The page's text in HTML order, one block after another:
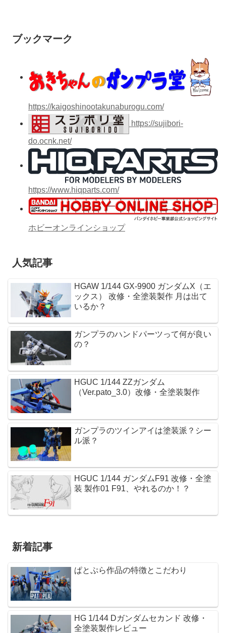
ブックマーク
https://kaigoshinootakunaburogu.com/
https://sujibori-
do.ocnk.net/
https://www.hiqparts.com/
ホビーオンラインショップ
人気記事
HGAW 1/144 GX-9900 ガンダムX（エ
ックス） 改修・全塗装製作 月は出て
いるか？
ガンプラのハンドパーツって何が良い
の？
HGUC 1/144 ZZガンダム
（Ver.pato_3.0）改修・全塗装製作
ガンプラのツインアイは塗装派？シー
ル派？
HGUC 1/144 ガンダムF91 改修・全塗
装 製作01 F91、やれるのか！？
新着記事
ぱとぷら作品の特徴とこだわり
HG 1/144 Dガンダムセカンド 改修・
全塗装製作レビュー